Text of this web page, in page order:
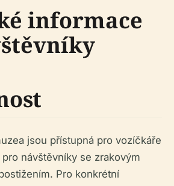
informace
jsou přístupná pro vozíčkáře
návštěvníky se zrakovým
Pro konkrétní